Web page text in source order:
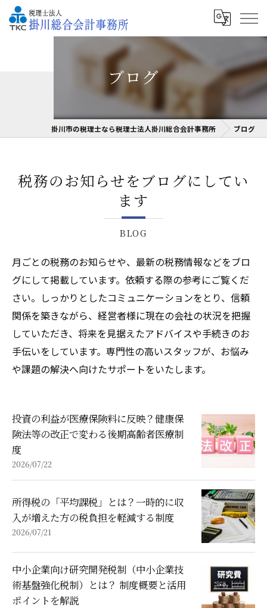
ブログ
掛川市の税理士なら税理士法人掛川総合会計事務所 ブログ
税務のお知らせをブログにしてい
ます
BLOG
月ごとの税務のお知らせや、最新の税務情報などをブロ
グにして掲載しています。依頼する際の参考にご覧くだ
さい。しっかりとしたコミュニケーションをとり、信頼
関係を築きながら、経営者様に現在の会社の状況を把握
していただき、将来を見据えたアドバイスや手続きのお
手伝いをしています。専門性の高いスタッフが、お悩み
や課題の解決へ向けたサポートをいたします。
投資の利益が医療保険料に反映？健康保
険法等の改正で変わる後期高齢者医療制
度
2026/07/22
所得税の「平均課税」とは？一時的に収
入が増えた方の税負担を軽減する制度
2026/07/21
中小企業向け研究開発税制（中小企業技
術基盤強化税制）とは？ 制度概要と活用
ポイントを解説